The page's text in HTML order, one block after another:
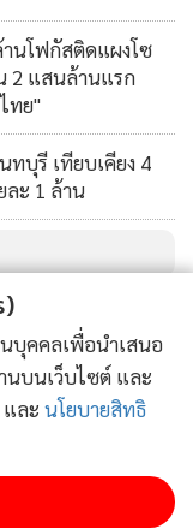
รลงทุน เช่น ในเรื่อง
ให้เกิดการทำธุรกิจ
ายแต่ต้องมีความ
จอหลายบริษัทไม่ได้
ลายหลายประเทศ
ศเป็นหลักการที่เป็น
เยอะบางหลักการก็
ให้ได้เพื่อให้เห็นว่า
นการแข่งขันให้เต็ม
งให้ความสำคัญเป็น
ที่ง่าย ผมไม่สามาร
องมีความเชื่อต้องมี
จะเชื้อชาติเข้ามา
ระเทศ ออกจาก
นโฟกัสติดแผงโซ
2 แสนล้านแรก
ทย"
ทบุรี เทียบเคียง 4
ละ 1 ล้าน
บุคคลเพื่อนำเสนอ
บนเว็บไซต์ และ
และ นโยบายสิทธิ